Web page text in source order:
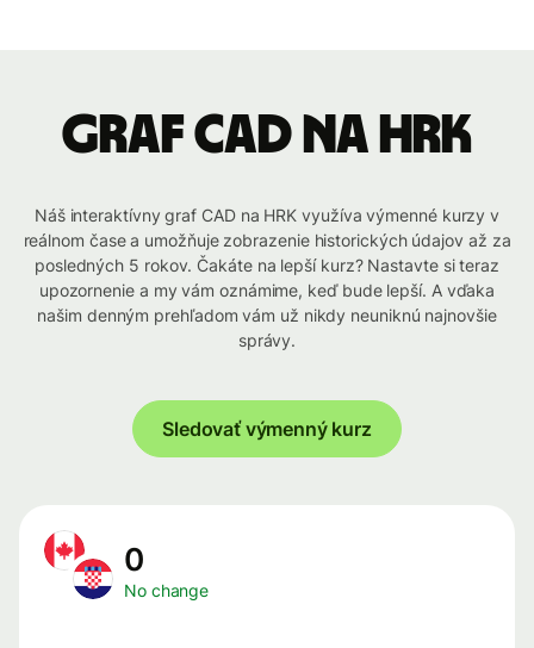
graf CAD na HRK
Náš interaktívny graf CAD na HRK využíva výmenné kurzy v
reálnom čase a umožňuje zobrazenie historických údajov až za
posledných 5 rokov. Čakáte na lepší kurz? Nastavte si teraz
upozornenie a my vám oznámime, keď bude lepší. A vďaka
našim denným prehľadom vám už nikdy neuniknú najnovšie
správy.
Sledovať výmenný kurz
0
No change